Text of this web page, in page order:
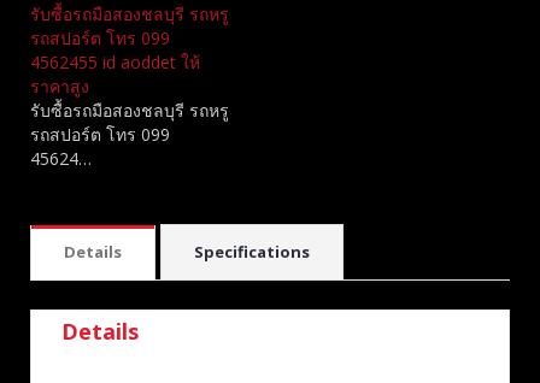
รับซื้อรถมือสองชลบุรี รถหรู
รถสปอร์ต โทร 099
4562455 id aoddet ให้
ราคาสูง
รับซื้อรถมือสองชลบุรี รถหรู
รถสปอร์ต โทร 099
45624…
Details Specifications
Details